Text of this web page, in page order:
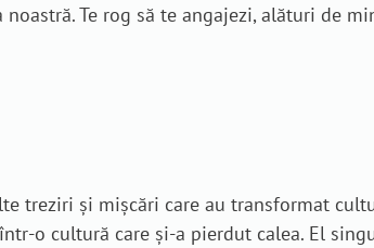
Te rog să te angajezi, alături de
treziri și mișcări care au transformat
o cultură care și-a pierdut calea. El